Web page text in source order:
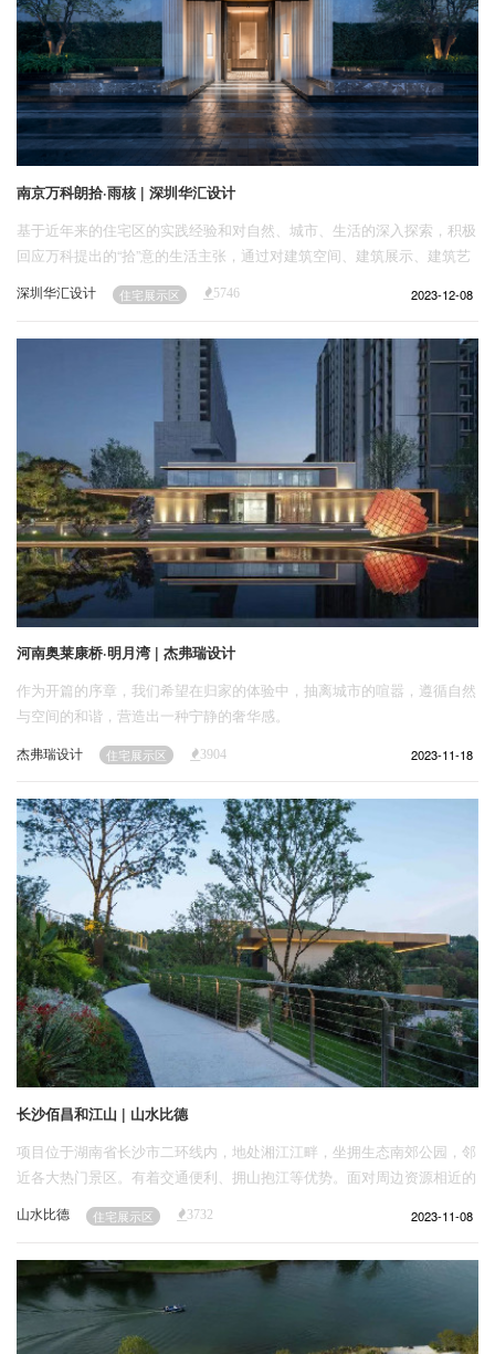
南京万科朗拾·雨核 | 深圳华汇设计
基于近年来的住宅区的实践经验和对自然、城市、生活的深入探索，积极
回应万科提出的“拾”意的生活主张，通过对建筑空间、建筑展示、建筑艺
的超级界面，营运出高雅精奢的氛围体验，成为开启未来生活真意的重要
深圳华汇设计 住宅展示区 5746 2023-12-08
河南奥莱康桥·明月湾 | 杰弗瑞设计
作为开篇的序章，我们希望在归家的体验中，抽离城市的喧嚣，遵循自然
与空间的和谐，营造出一种宁静的奢华感。
杰弗瑞设计 住宅展示区 3904 2023-11-18
长沙佰昌和江山 | 山水比德
项目位于湖南省长沙市二环线内，地处湘江江畔，坐拥生态南郊公园，邻
近各大热门景区。有着交通便利、拥山抱江等优势。面对周边资源相近的
竞品和激烈动荡的市场，设计团队通过改善景观视线、梳理交通资源、放
大路段优势、顺势打造归家路线等手法，以“文人墨客，寄情山水”为主
江高端住宅。
山水比德 住宅展示区 3732 2023-11-08